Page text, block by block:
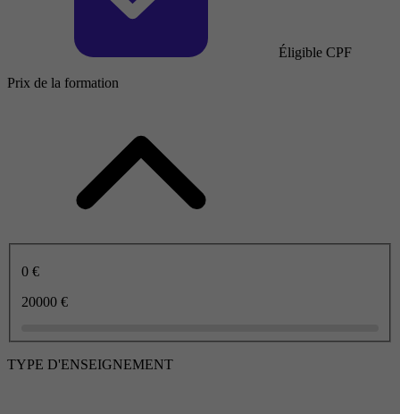
Éligible CPF
Prix de la formation
0 €
20000 €
TYPE D'ENSEIGNEMENT